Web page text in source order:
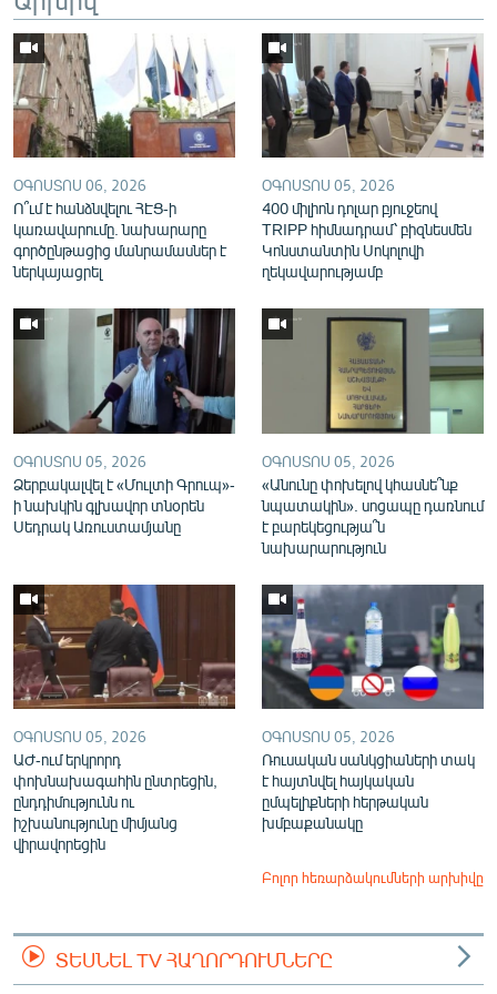
English
Русский
ՀԵՏԵՎԵՔ ՄԵԶ
«Ազատության» բոլոր կայքերը
ՕԳՈՍՏՈՍ 06, 2026
Ո՞ւմ է հանձնվելու ՀԷՑ-ի
կառավարումը. նախարարը
գործընթացից մանրամասներ է
ներկայացրել
ՕԳՈՍՏՈՍ 05, 2026
400 միլիոն դոլար բյուջեով
TRIPP հիմնադրամ՝ բիզնեսմեն
Կոնստանտին Սոկոլովի
ղեկավարությամբ
ՕԳՈՍՏՈՍ 05, 2026
Ձերբակալվել է «Մուլտի Գրուպ»-
ի նախկին գլխավոր տնօրեն
Սեդրակ Առուստամյանը
ՕԳՈՍՏՈՍ 05, 2026
«Անունը փոխելով կհասնե՞նք
նպատակին». սոցապը դառնում
է բարեկեցությա՞ն
նախարարություն
ՕԳՈՍՏՈՍ 05, 2026
ԱԺ-ում երկրորդ
փոխնախագահին ընտրեցին,
ընդդիմությունն ու
իշխանությունը միմյանց
վիրավորեցին
ՕԳՈՍՏՈՍ 05, 2026
Ռուսական սանկցիաների տակ
է հայտնվել հայկական
ըմպելիքների հերթական
խմբաքանակը
Բոլոր հեռարձակումների արխիվը
ՏԵՍՆԵԼ TV ՀԱՂՈՐԴՈՒՄՆԵՐԸ